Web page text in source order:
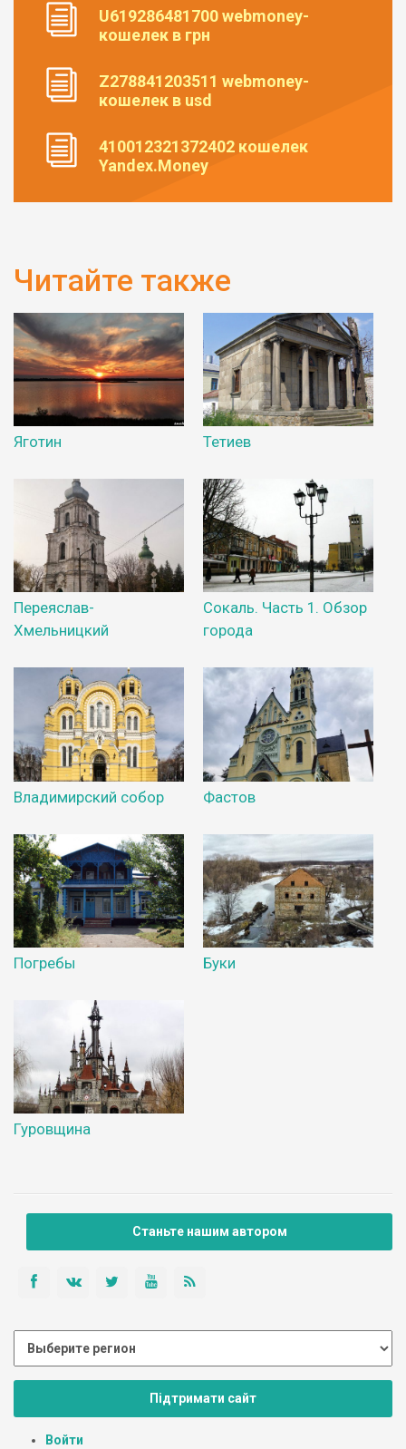
U619286481700 webmoney-
кошелек в грн
Z278841203511 webmoney-
кошелек в usd
410012321372402 кошелек
Yandex.Money
Читайте также
Яготин Тетиев
Переяслав-
Хмельницкий
Сокаль. Часть 1. Обзор
города
Владимирский собор Фастов
Погребы Буки
Гуровщина
Станьте нашим автором
Підтримати сайт
Войти